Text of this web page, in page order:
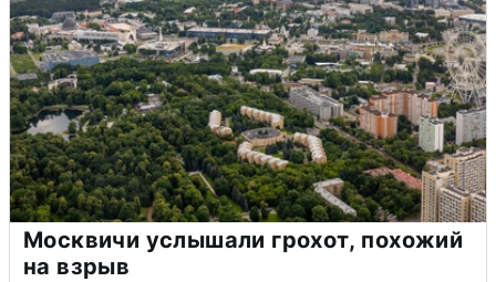
Москвичи услышали грохот, похожий
на взрыв